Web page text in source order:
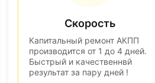
Скорость
Капитальный ремонт АКПП
производится от 1 до 4 дней.
Быстрый и качественнвй
результат за пару дней !